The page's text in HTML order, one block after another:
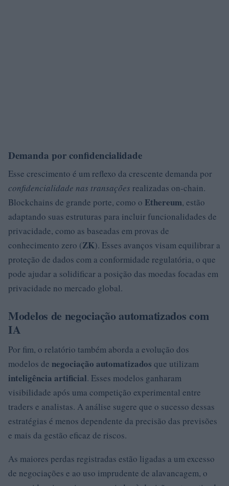
Demanda por confidencialidade
Esse crescimento é um reflexo da crescente demanda por
confidencialidade nas transações realizadas on-chain.
Blockchains de grande porte, como o Ethereum, estão
adaptando suas estruturas para incluir funcionalidades de
privacidade, como as baseadas em provas de
conhecimento zero (ZK). Esses avanços visam equilibrar a
proteção de dados com a conformidade regulatória, o que
pode ajudar a solidificar a posição das moedas focadas em
privacidade no mercado global.
Modelos de negociação automatizados com
IA
Por fim, o relatório também aborda a evolução dos
modelos de negociação automatizados que utilizam
inteligência artificial. Esses modelos ganharam
visibilidade após uma competição experimental entre
traders e analistas. A análise sugere que o sucesso dessas
estratégias é menos dependente da precisão das previsões
e mais da gestão eficaz de riscos.
As maiores perdas registradas estão ligadas a um excesso
de negociações e ao uso imprudente de alavancagem, o